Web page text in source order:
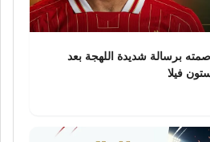
برسالة شديدة اللهجة بعد
فيلا